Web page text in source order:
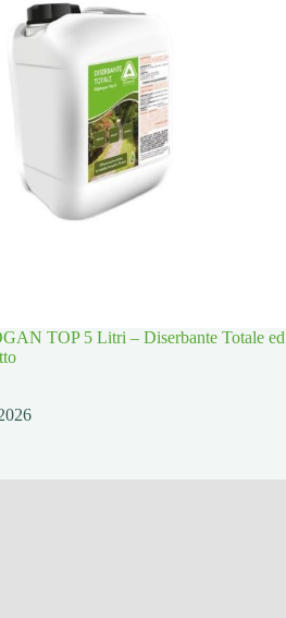
TOP 5 Litri – Diserbante Totale ed